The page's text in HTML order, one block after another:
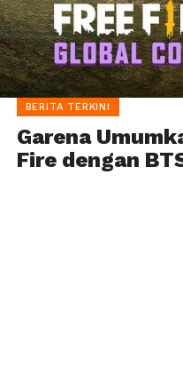
BERITA TERKINI
Garena
Fire dengan